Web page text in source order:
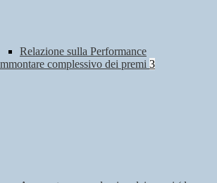
Relazione sulla Performance
complessivo dei premi 3